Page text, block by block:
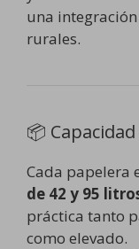
una
rurales.
📦
Cada papelera
de 42 y 95
práctica tanto
como elevado.